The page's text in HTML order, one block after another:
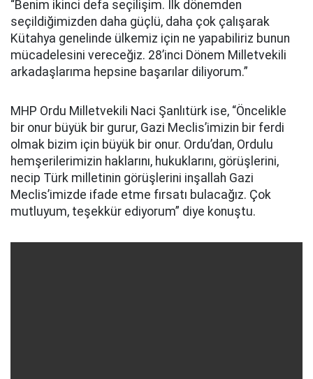
“Benim ikinci defa seçilişim. İlk dönemden
seçildiğimizden daha güçlü, daha çok çalışarak
Kütahya genelinde ülkemiz için ne yapabiliriz bunun
mücadelesini vereceğiz. 28’inci Dönem Milletvekili
arkadaşlarıma hepsine başarılar diliyorum.”
MHP Ordu Milletvekili Naci Şanlıtürk ise, “Öncelikle
bir onur büyük bir gurur, Gazi Meclis’imizin bir ferdi
olmak bizim için büyük bir onur. Ordu’dan, Ordulu
hemşerilerimizin haklarını, hukuklarını, görüşlerini,
necip Türk milletinin görüşlerini inşallah Gazi
Meclis’imizde ifade etme fırsatı bulacağız. Çok
mutluyum, teşekkür ediyorum” diye konuştu.